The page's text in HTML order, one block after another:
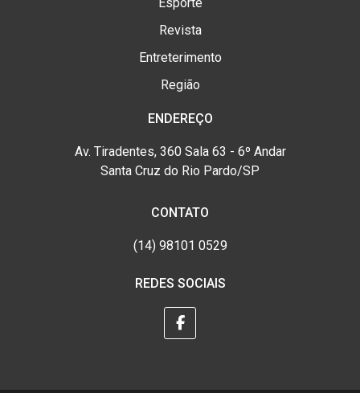
Esporte
Revista
Entreterimento
Região
ENDEREÇO
Av. Tiradentes, 360 Sala 63 - 6º Andar
Santa Cruz do Rio Pardo/SP
CONTATO
(14) 98101 0529
REDES SOCIAIS